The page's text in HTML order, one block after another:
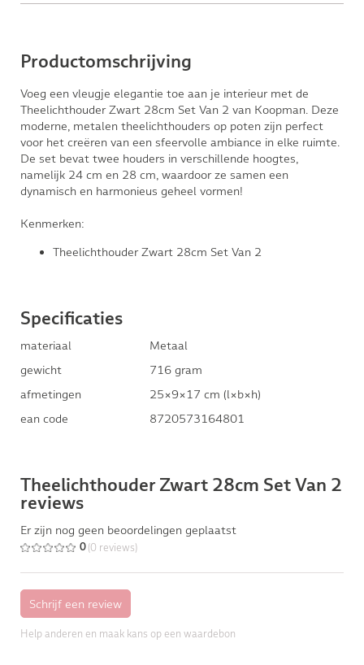
Productomschrijving
Voeg een vleugje elegantie toe aan je interieur met de
Theelichthouder Zwart 28cm Set Van 2 van Koopman. Deze
moderne, metalen theelichthouders op poten zijn perfect
voor het creëren van een sfeervolle ambiance in elke ruimte.
De set bevat twee houders in verschillende hoogtes,
namelijk 24 cm en 28 cm, waardoor ze samen een
dynamisch en harmonieus geheel vormen!
Kenmerken:
Theelichthouder Zwart 28cm Set Van 2
Specificaties
materiaal
Metaal
gewicht
716 gram
afmetingen
25×9×17 cm (l×b×h)
ean code
8720573164801
Theelichthouder Zwart 28cm Set Van 2
reviews
Er zijn nog geen beoordelingen geplaatst
0 (0 reviews)
Help anderen en maak kans op een waardebon